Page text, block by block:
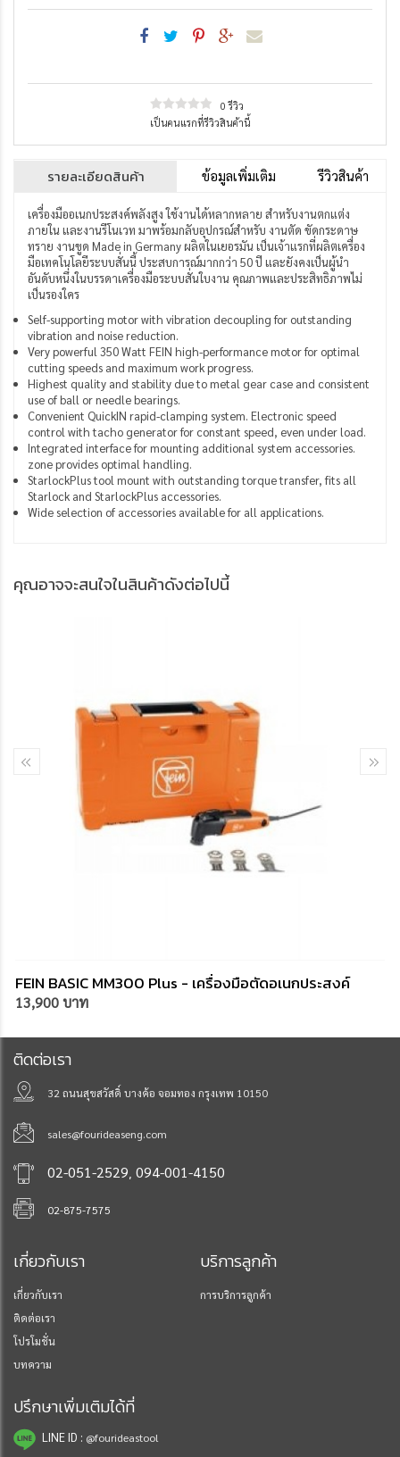
0 รีวิว
เป็นคนแรกที่รีวิวสินค้านี้
รายละเอียดสินค้า ข้อมูลเพิ่มเติม รีวิวสินค้า
เครื่องมืออเนกประสงค์พลังสูง ใช้งานได้หลากหลาย สำหรับงานตกแต่ง
ภายใน และงานรีโนเวท มาพร้อมกลับอุปกรณ์สำหรับ งานตัด ขัดกระดาษ
ทราย งานขูด Made in Germany ผลิตในเยอรมัน เป็นเจ้าแรกที่ผลิตเครื่อง
มือเทคโนโลยีระบบสั่นนี้ ประสบการณ์มากกว่า 50 ปี และยังคงเป็นผู้นำ
อันดับหนึ่งในบรรดาเครื่องมือระบบสั่นใบงาน คุณภาพและประสิทธิภาพไม่
เป็นรองใคร
Self-supporting motor with vibration decoupling for outstanding
vibration and noise reduction.
Very powerful 350 Watt FEIN high-performance motor for optimal
cutting speeds and maximum work progress.
Highest quality and stability due to metal gear case and consistent
use of ball or needle bearings.
Convenient QuickIN rapid-clamping system. Electronic speed
control with tacho generator for constant speed, even under load.
Integrated interface for mounting additional system accessories.
zone provides optimal handling.
StarlockPlus tool mount with outstanding torque transfer, fits all
Starlock and StarlockPlus accessories.
Wide selection of accessories available for all applications.
คุณอาจจะสนใจในสินค้าดังต่อไปนี้
FEIN BASIC MM300 Plus - เครื่องมือตัดอเนกประสงค์
13,900 บาท
ติดต่อเรา
32 ถนนสุขสวัสดิ์ บางค้อ จอมทอง กรุงเทพ 10150
sales@fourideaseng.com
02-051-2529, 094-001-4150
02-875-7575
เกี่ยวกับเรา
เกี่ยวกับเรา
ติดต่อเรา
โปรโมชั่น
บทความ
บริการลูกค้า
การบริการลูกค้า
ปรึกษาเพิ่มเติมได้ที่
LINE ID : @fourideastool